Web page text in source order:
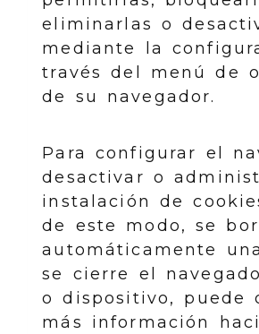
eliminarlas o
mediante la
través del menú de
de su navegador.
Para configurar el
desactivar o
instalación de
de este modo, se
automáticamente
se cierre el
o dispositivo, puede
más información